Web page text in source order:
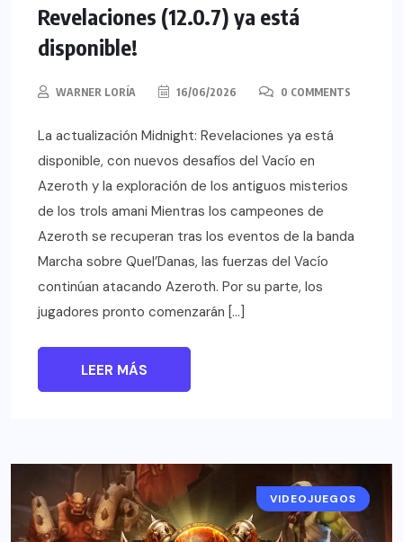
Revelaciones (12.0.7) ya está
disponible!
WARNER LORÍA 16/06/2026 0 COMMENTS
La actualización Midnight: Revelaciones ya está
disponible, con nuevos desafíos del Vacío en
Azeroth y la exploración de los antiguos misterios
de los trols amani Mientras los campeones de
Azeroth se recuperan tras los eventos de la banda
Marcha sobre Quel’Danas, las fuerzas del Vacío
continúan atacando Azeroth. Por su parte, los
jugadores pronto comenzarán […]
LEER MÁS
NOTICIAS
VIDEOJUEGOS